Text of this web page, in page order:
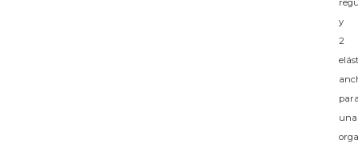
y
2
una